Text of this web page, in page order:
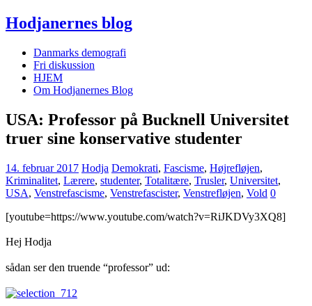
Hodjanernes blog
Danmarks demografi
Fri diskussion
HJEM
Om Hodjanernes Blog
USA: Professor på Bucknell Universitet
truer sine konservative studenter
14. februar 2017 Hodja Demokrati, Fascisme, Højrefløjen,
Kriminalitet, Lærere, studenter, Totalitære, Trusler, Universitet,
USA, Venstrefascisme, Venstrefascister, Venstrefløjen, Vold 0
[youtube=https://www.youtube.com/watch?v=RiJKDVy3XQ8]
Hej Hodja
sådan ser den truende “professor” ud: